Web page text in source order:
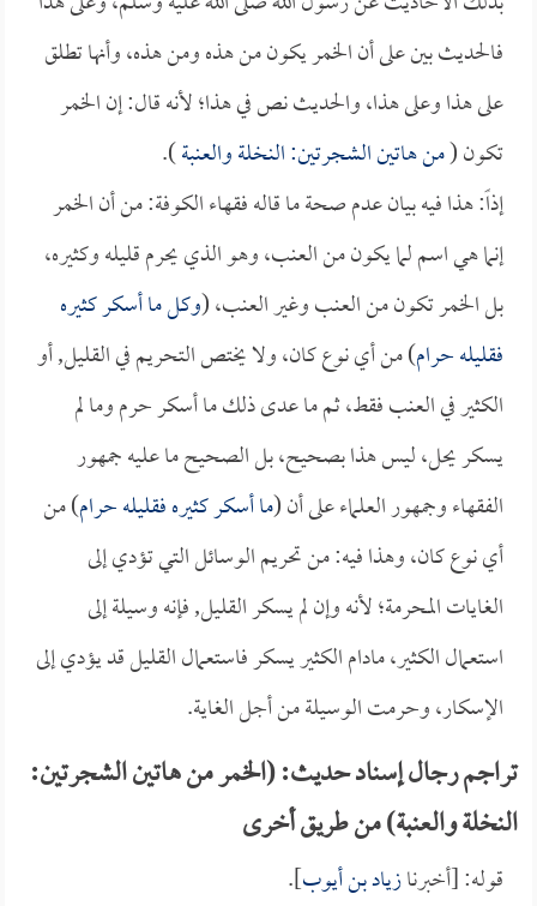
فالحديث بين على أن الخمر يكون من هذه ومن هذه، وأنها تطلق
على هذا وعلى هذا، والحديث نص في هذا؛ لأنه قال: إن الخمر
تكون (من هاتين الشجرتين: النخلة والعنبة).
إذاً: هذا فيه بيان عدم صحة ما قاله فقهاء الكوفة: من أن الخمر
إنما هي اسم لما يكون من العنب، وهو الذي يحرم قليله وكثيره،
بل الخمر تكون من العنب وغير العنب، (وكل ما أسكر كثيره
فقليله حرام) من أي نوع كان، ولا يختص التحريم في القليل, أو
الكثير في العنب فقط، ثم ما عدى ذلك ما أسكر حرم وما لم
يسكر يحل، ليس هذا بصحيح، بل الصحيح ما عليه جمهور
الفقهاء وجمهور العلماء على أن (ما أسكر كثيره فقليله حرام) من
أي نوع كان، وهذا فيه: من تحريم الوسائل التي تؤدي إلى
الغايات المحرمة؛ لأنه وإن لم يسكر القليل, فإنه وسيلة إلى
استعمال الكثير، مادام الكثير يسكر فاستعمال القليل قد يؤدي إلى
الإسكار، وحرمت الوسيلة من أجل الغاية.
تراجم رجال إسناد حديث: (الخمر من هاتين الشجرتين:
النخلة والعنبة) من طريق أخرى
قوله: [أخبرنازياد بن أيوب].